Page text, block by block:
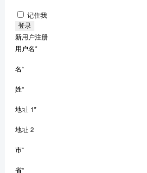
记住我
新用户注册
用户名*
名*
姓*
地址 1*
地址 2
市*
省*